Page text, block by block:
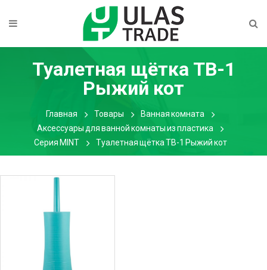
Туалетная щётка TB-1
Рыжий кот
Главная Товары
Ванная комната
Аксессуары для ванной комнаты из пластика
Серия MINT
Туалетная щётка TB-1 Рыжий кот